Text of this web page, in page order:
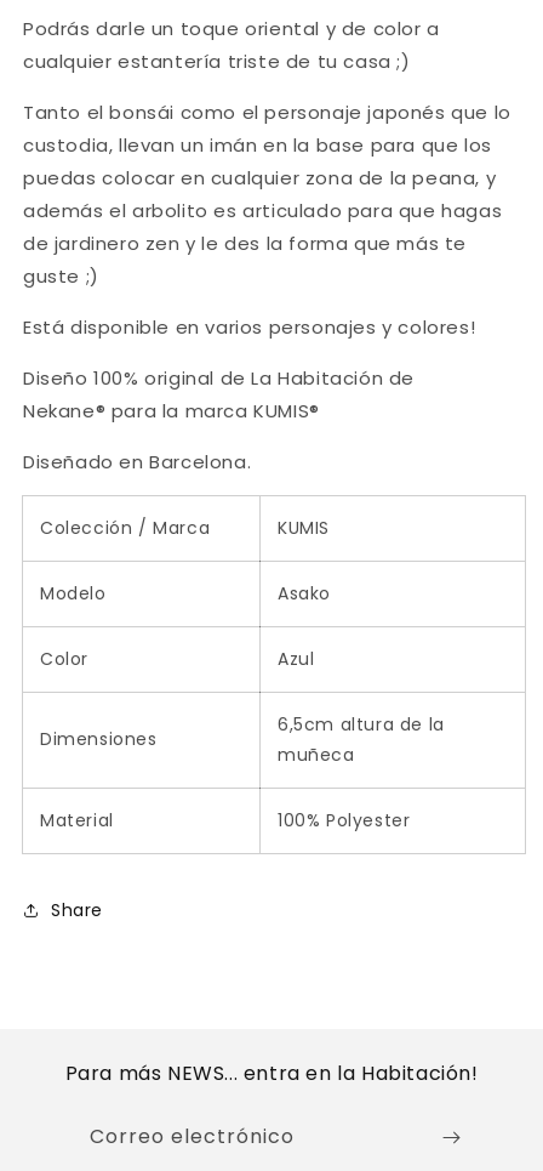
Podrás darle un toque oriental y de color a
cualquier estantería triste de tu casa ;)
Tanto el bonsái como el personaje japonés que lo
custodia, llevan un imán en la base para que los
puedas colocar en cualquier zona de la peana, y
además el arbolito es articulado para que hagas
de jardinero zen y le des la forma que más te
guste ;)
Está disponible en varios personajes y colores!
Diseño 100% original de La Habitación de
Nekane® para la marca KUMIS®
Diseñado en Barcelona.
Colección / Marca KUMIS
Modelo Asako
Color Azul
Dimensiones
6,5cm altura de la
muñeca
Material 100% Polyester
Share
Para más NEWS... entra en la Habitación!
Correo electrónico